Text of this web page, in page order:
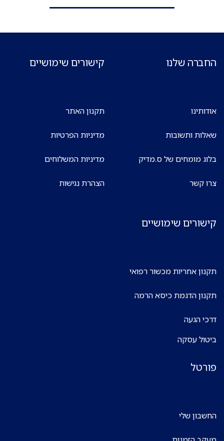
החברה שלנו
אודותינו
שאלות ותשובות
בלוג מומחים של ס.מדיק
צרו קשר
קישורים שימושיים
תקנון האתר
מדיניות הפרטיות
מדיניות המשלוחים
הצהרת נגישות
קישורים שימושיים
תקנון אחריות מכשור רפואי
תקנון הדגמת כיסא הרמה
דרכי הגעה
ביטול עסקה
פורטל
החשבון שלי